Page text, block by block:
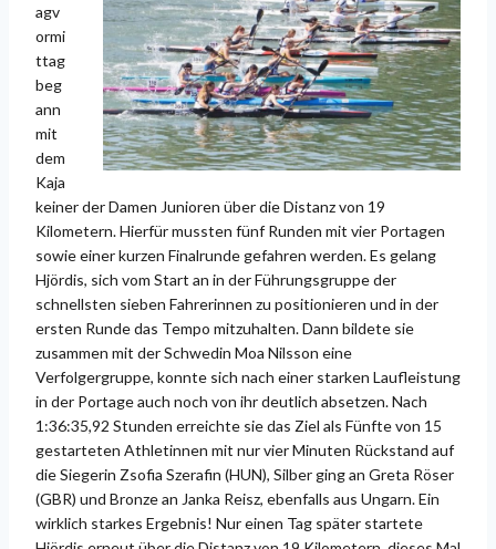
agv
ormi
ttag
beg
ann
mit
dem
Kaja
keiner der Damen Junioren über die Distanz von 19
Kilometern. Hierfür mussten fünf Runden mit vier Portagen
sowie einer kurzen Finalrunde gefahren werden. Es gelang
Hjördis, sich vom Start an in der Führungsgruppe der
schnellsten sieben Fahrerinnen zu positionieren und in der
ersten Runde das Tempo mitzuhalten. Dann bildete sie
zusammen mit der Schwedin Moa Nilsson eine
Verfolgergruppe, konnte sich nach einer starken Laufleistung
in der Portage auch noch von ihr deutlich absetzen. Nach
1:36:35,92 Stunden erreichte sie das Ziel als Fünfte von 15
gestarteten Athletinnen mit nur vier Minuten Rückstand auf
die Siegerin Zsofia Szerafin (HUN), Silber ging an Greta Röser
(GBR) und Bronze an Janka Reisz, ebenfalls aus Ungarn. Ein
wirklich starkes Ergebnis! Nur einen Tag später startete